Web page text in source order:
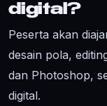
digital?
Peserta akan
desain pola,
dan Photoshop,
digital.